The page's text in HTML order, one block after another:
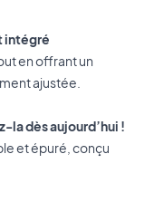
intégré
en offrant un
ajustée.
la dès aujourd’hui !
et épuré, conçu